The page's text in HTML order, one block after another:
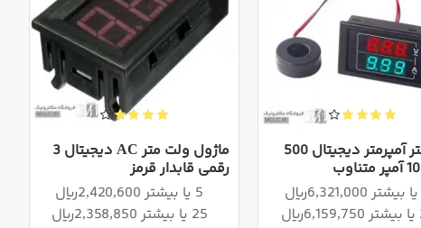
ولت متر آمپرمتر دیجیتال 500
ماژول ولت متر AC دیجیتال 3
رقمی قابدار قرمز
5 یا بیشتر 2,420,600ریال
25 یا بیشتر 2,358,850ریال